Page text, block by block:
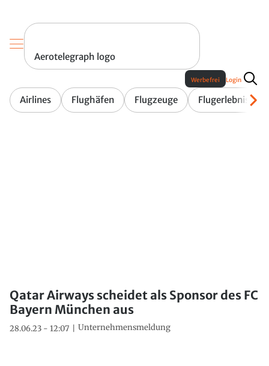
Aerotelegraph logo
Airlines Flughäfen Flugzeuge Flugerlebnis
Werbefrei Login
Qatar Airways scheidet als Sponsor des FC
Bayern München aus
28.06.23 - 12:07 Unternehmensmeldung